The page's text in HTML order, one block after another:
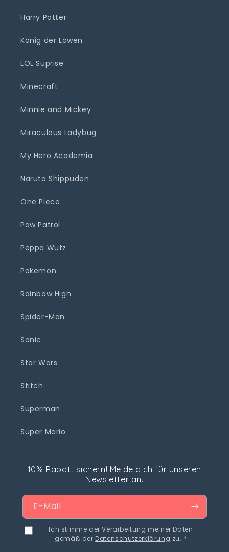
Harry Potter
König der Löwen
LOL Suprise
Minecraft
Minnie and Mickey
Miraculous Ladybug
My Hero Academia
Naruto Shippuden
One Piece
Paw Patrol
Peppa Wutz
Pokemon
Rainbow High
Spider-Man
Sonic
Star Wars
Stitch
Superman
Super Mario
10% Rabatt sichern! Melde dich für unseren
Newsletter an.
E-Mail
Ich stimme der Verarbeitung meiner Daten
gemäß der Datenschutzerklärung zu. *